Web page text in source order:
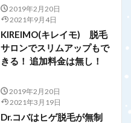
2019年2月20日
2021年9月4日
KIREIMO(キレイモ) 脱毛
サロンでスリムアップもで
きる！ 追加料金は無し！
2019年2月20日
2021年3月19日
Dr.コバはヒゲ脱毛が無制